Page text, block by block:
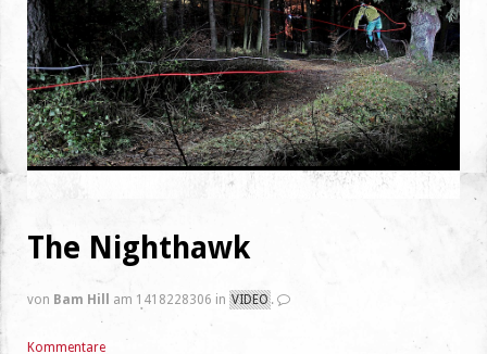
The Nighthawk
von Bam Hill am 1418228306 in VIDEO .
Kommentare